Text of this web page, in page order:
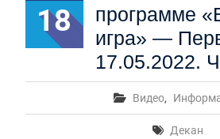
18
программе
игра» —
17.05.2022.
Видео,
Декан